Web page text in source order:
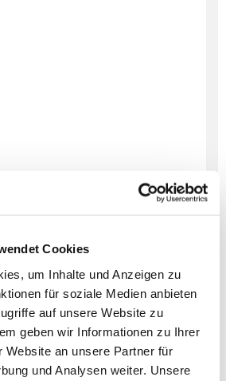
Cookies
um Inhalte und Anzeigen zu
für soziale Medien anbieten
auf unsere Website zu
geben wir Informationen zu Ihrer
Website an unsere Partner für
und Analysen weiter. Unsere
Sie auch